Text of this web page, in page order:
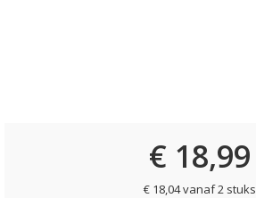
€ 18,99
€ 18,04 vanaf 2 stuks